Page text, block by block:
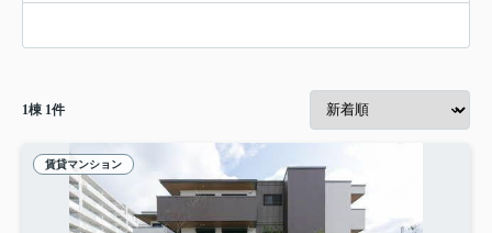
1棟 1件
賃貸マンション